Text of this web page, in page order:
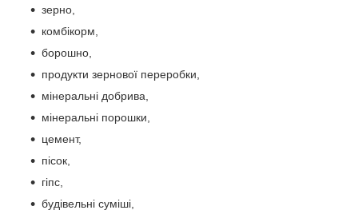
зерно,
комбікорм,
борошно,
продукти зернової переробки,
мінеральні добрива,
мінеральні порошки,
цемент,
пісок,
гіпс,
будівельні суміші,